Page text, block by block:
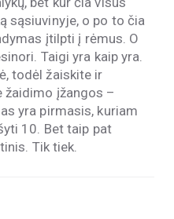
sąsiuvinyje, o po to čia
įtilpti į rėmus. O
Taigi yra kaip yra.
todėl žaiskite ir
žaidimo įžangos –
yra pirmasis, kuriam
10. Bet taip pat
Tik tiek.